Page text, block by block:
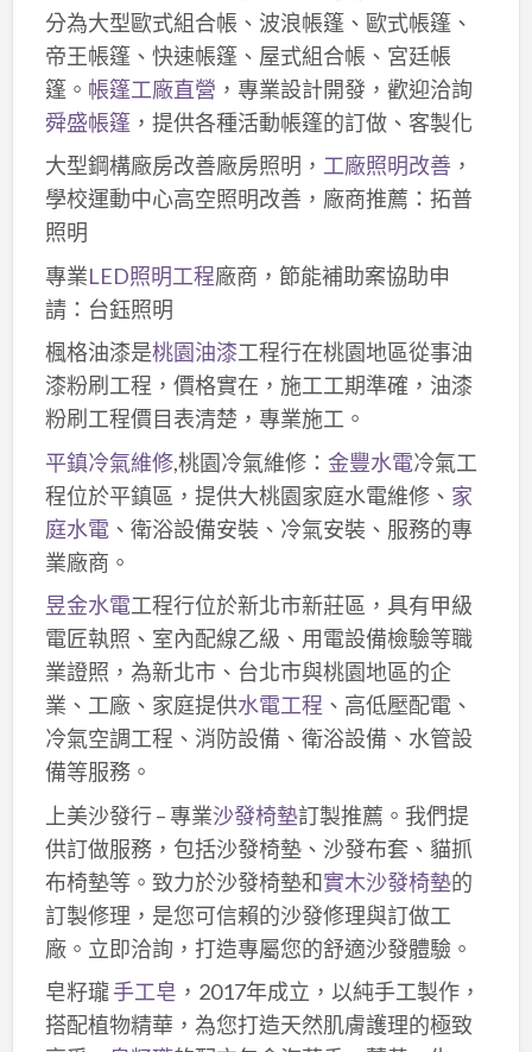
分為大型歐式組合帳、波浪帳篷、歐式帳篷、
帝王帳篷、快速帳篷、屋式組合帳、宮廷帳
篷。 帳篷工廠直營 ，專業設計開發，歡迎洽詢
舜盛帳篷，提供各種活動帳篷的訂做、客製化
大型鋼構廠房改善廠房照明， 工廠照明改善，
學校運動中心高空照明改善，廠商推薦：拓普
照明
專業LED照明工程廠商，節能補助案協助申
請：台鈺照明
楓格油漆是桃園油漆工程行在桃園地區從事油
漆粉刷工程，價格實在，施工工期準確，油漆
粉刷工程價目表清楚，專業施工。
平鎮冷氣維修,桃園冷氣維修： 金豐水電冷氣工
程位於平鎮區，提供大桃園家庭水電維修、 家
庭水電、衛浴設備安裝、冷氣安裝、服務的專
業廠商。
昱金水電工程行位於新北市新莊區，具有甲級
電匠執照、室內配線乙級、用電設備檢驗等職
業證照，為新北市、台北市與桃園地區的企
業、工廠、家庭提供水電工程 、高低壓配電、
冷氣空調工程、消防設備、衛浴設備、水管設
備等服務。
上美沙發行 – 專業沙發椅墊訂製推薦。我們提
供訂做服務，包括沙發椅墊、沙發布套、貓抓
布椅墊等。致力於沙發椅墊和實木沙發椅墊的
訂製修理，是您可信賴的沙發修理與訂做工
廠。立即洽詢，打造專屬您的舒適沙發體驗。
皂籽瓏手工皂 ，2017年成立，以純手工製作，
搭配植物精華，為您打造天然肌膚護理的極致